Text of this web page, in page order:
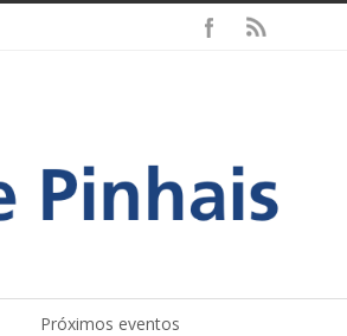
Próximos eventos